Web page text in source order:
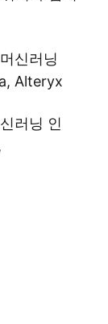
신러닝
Alteryx
러닝 인